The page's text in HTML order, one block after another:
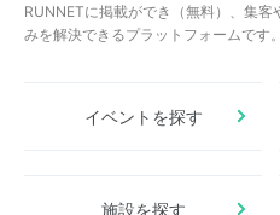
RUNNETに掲載ができ（無料）、集
みを解決できるプラットフォームです。
イベントを探す
施設を探す